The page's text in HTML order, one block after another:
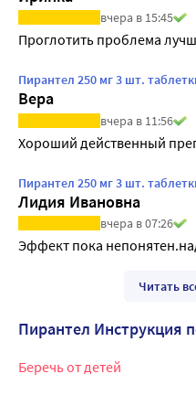
вчера в 15:45
Проглотить проблема
Пирантел 250 мг 3 шт.
Вера
вчера в 11:56
Хороший действенный
Пирантел 250 мг 3 шт.
Лидия Ивановна
вчера в 07:26
Эффект пока
Читать
Пирантел Инструкция
Беречь от детей